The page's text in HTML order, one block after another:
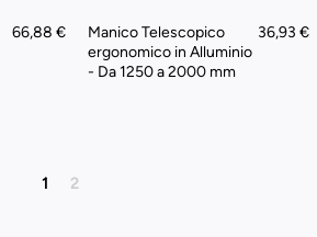
66,88 €
Manico Telescopico
ergonomico in Alluminio
- Da 1250 a 2000 mm
36,93 €
1 2